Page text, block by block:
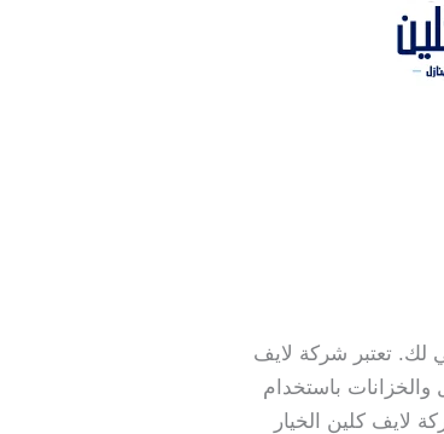
لك. تعتبر شركة لايف
باستخدام
لايف كلين الخيار